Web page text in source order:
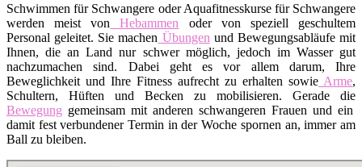
Schwimmen für Schwangere oder Aquafitnesskurse für Schwangere
werden meist von Hebammen oder von speziell geschultem
Personal geleitet. Sie machen Übungen und Bewegungsabläufe mit
Ihnen, die an Land nur schwer möglich, jedoch im Wasser gut
nachzumachen sind. Dabei geht es vor allem darum, Ihre
Beweglichkeit und Ihre Fitness aufrecht zu erhalten sowie Arme,
Schultern, Hüften und Becken zu mobilisieren. Gerade die
Bewegung gemeinsam mit anderen schwangeren Frauen und ein
damit fest verbundener Termin in der Woche spornen an, immer am
Ball zu bleiben.